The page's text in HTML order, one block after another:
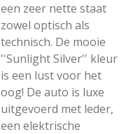
een zeer nette staat
zowel optisch als
technisch. De mooie
''Sunlight Silver'' kleur
is een lust voor het
oog! De auto is luxe
uitgevoerd met leder,
een elektrische